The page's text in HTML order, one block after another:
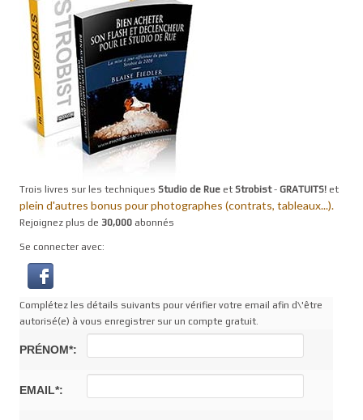
Trois livres sur les techniques Studio de Rue et Strobist- GRATUITS! et
plein d'autres bonus pour photographes (contrats, tableaux...).
Rejoignez plus de 30,000 abonnés
Se connecter avec:
Complétez les détails suivants pour vérifier votre email afin d\'être
autorisé(e) à vous enregistrer sur un compte gratuit.
PRÉNOM*:
EMAIL*: